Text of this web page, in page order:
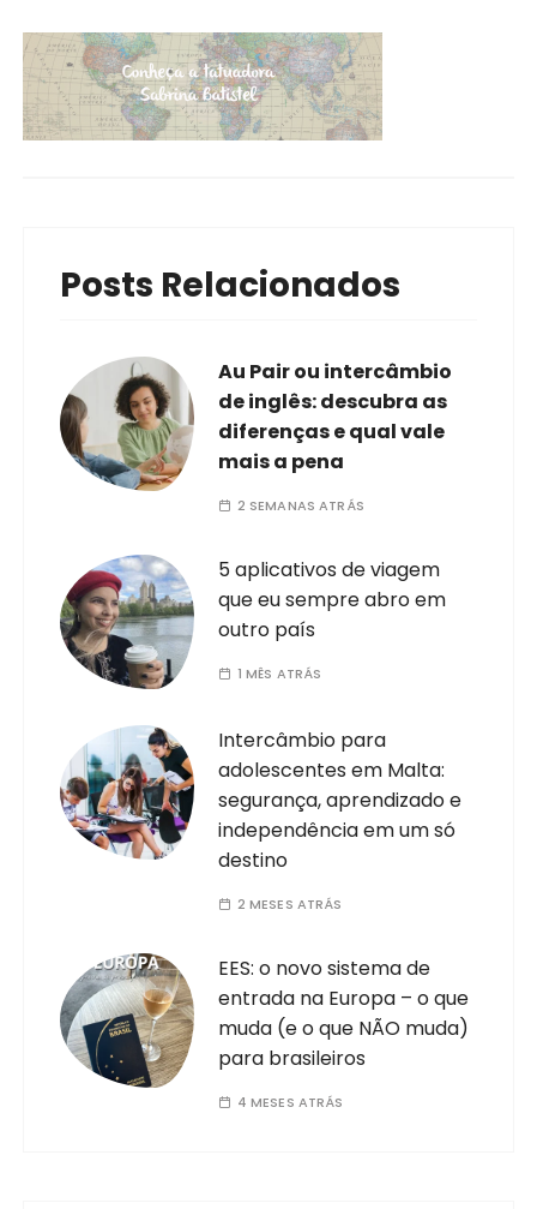
Posts Relacionados
Au Pair ou intercâmbio
de inglês: descubra as
diferenças e qual vale
mais a pena
2 SEMANAS ATRÁS
5 aplicativos de viagem
que eu sempre abro em
outro país
1 MÊS ATRÁS
Intercâmbio para
adolescentes em Malta:
segurança, aprendizado e
independência em um só
destino
2 MESES ATRÁS
EES: o novo sistema de
entrada na Europa – o que
muda (e o que NÃO muda)
para brasileiros
4 MESES ATRÁS